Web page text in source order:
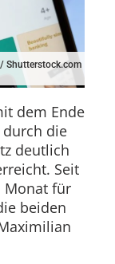
Shutterstock.com
dem Ende
die
deutlich
Seit
Monat für
beiden